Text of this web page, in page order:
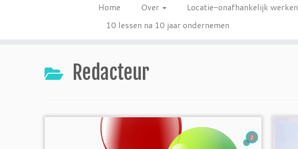
Home Over Locatie-onafhankelijk werken
10 lessen na 10 jaar ondernemen
Redacteur
2